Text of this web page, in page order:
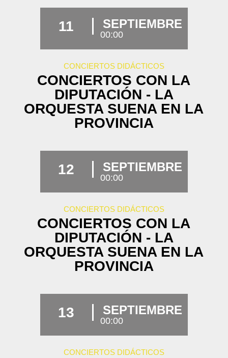
11 SEPTIEMBRE
00:00
CONCIERTOS DIDÁCTICOS
CONCIERTOS CON LA
DIPUTACIÓN - LA
ORQUESTA SUENA EN LA
PROVINCIA
12 SEPTIEMBRE
00:00
CONCIERTOS DIDÁCTICOS
CONCIERTOS CON LA
DIPUTACIÓN - LA
ORQUESTA SUENA EN LA
PROVINCIA
13 SEPTIEMBRE
00:00
CONCIERTOS DIDÁCTICOS